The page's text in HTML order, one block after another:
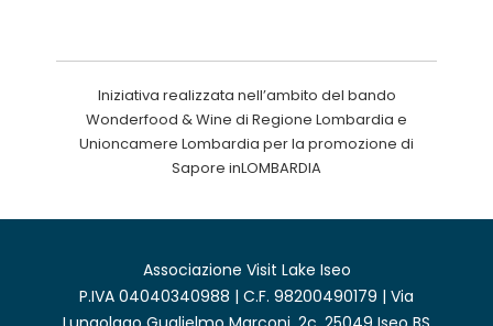
Iniziativa realizzata nell’ambito del bando
Wonderfood & Wine di Regione Lombardia e
Unioncamere Lombardia per la promozione di
Sapore inLOMBARDIA
Associazione Visit Lake Iseo
P.IVA 04040340988 | C.F. 98200490179 | Via